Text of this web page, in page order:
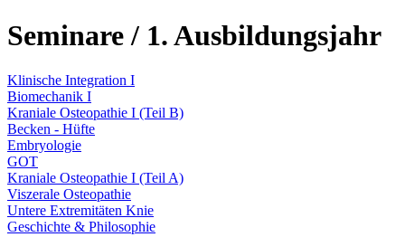
Seminare / 1. Ausbildungsjahr
Klinische Integration I
Biomechanik I
Kraniale Osteopathie I (Teil B)
Becken - Hüfte
Embryologie
GOT
Kraniale Osteopathie I (Teil A)
Viszerale Osteopathie
Untere Extremitäten Knie
Geschichte & Philosophie